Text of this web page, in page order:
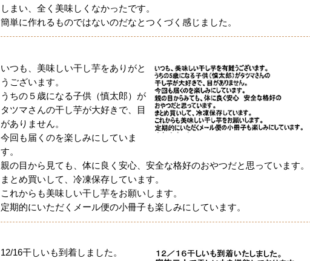
しまい、全く美味しくなかったです。
簡単に作れるものではないのだなとつくづく感じました。
いつも、美味しい干し芋をありがと
うございます。
うちの５歳になる子供（慎太郎）が
タツマさんの干し芋が大好きで、目
がありません。
今回も届くのを楽しみにしていま
す。
親の目から見ても、体に良く安心、安全な格好のおやつだと思っています。
まとめ買いして、冷凍保存しています。
これからも美味しい干し芋をお願いします。
定期的にいただくメール便の小冊子も楽しみにしています。
12/16干しいも到着しました。